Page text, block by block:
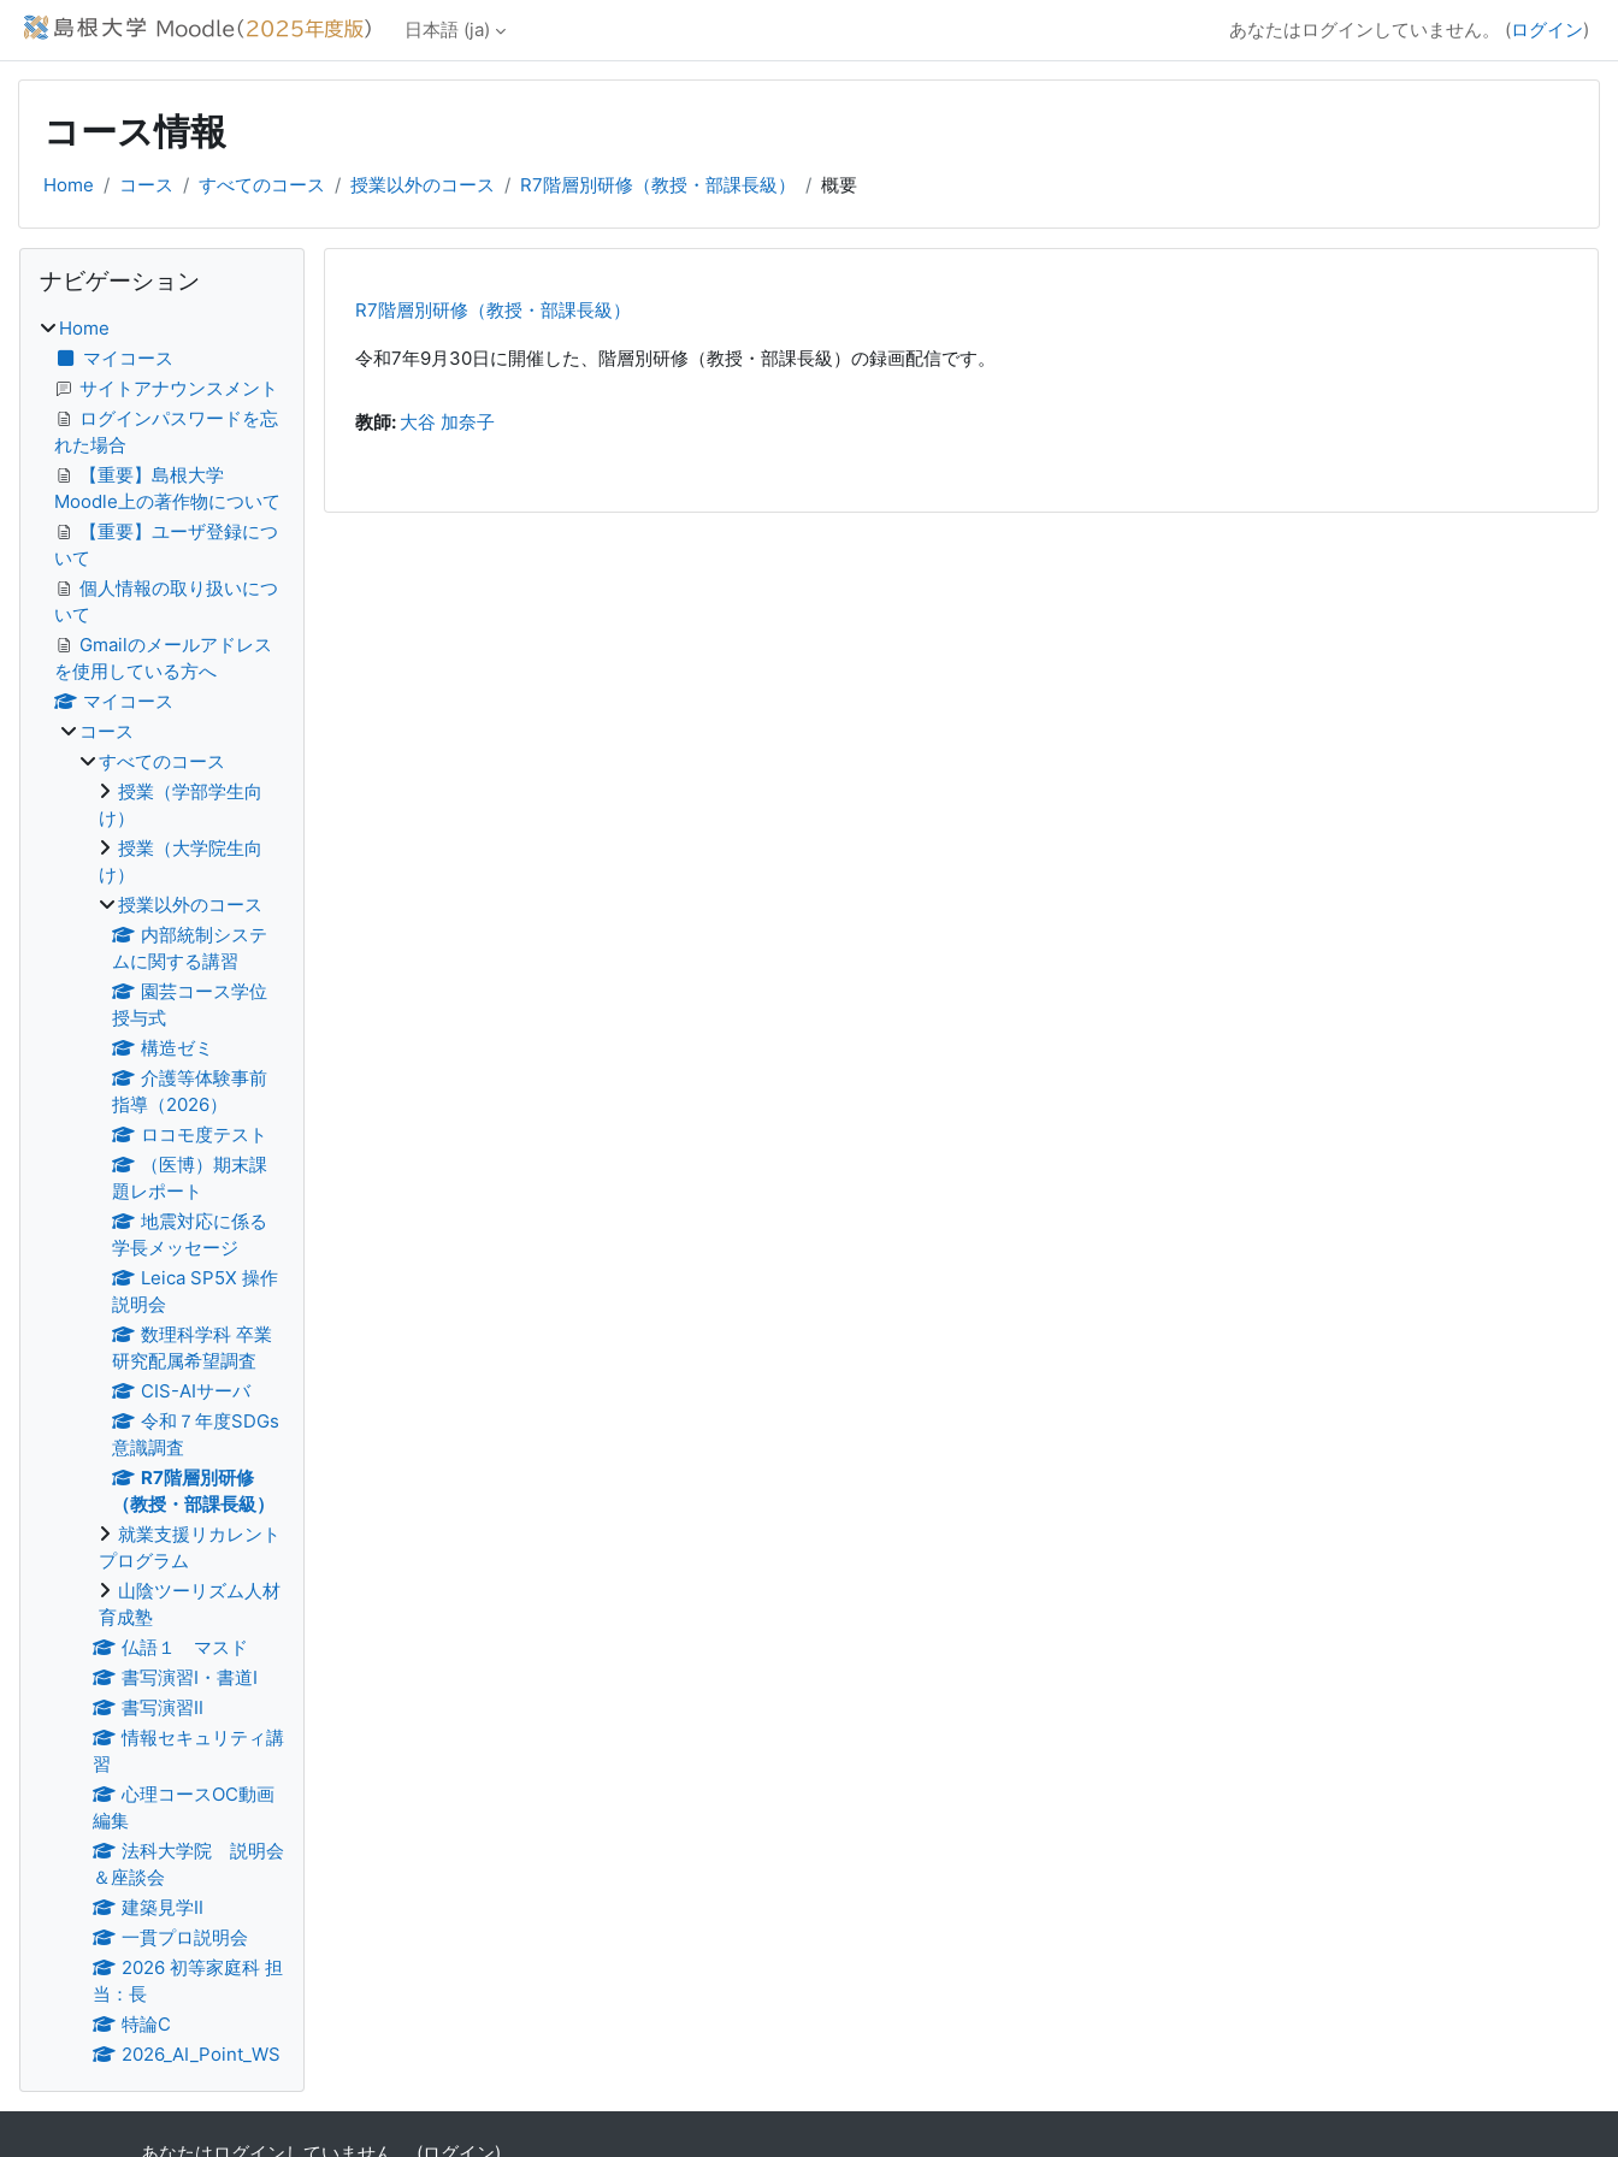
メインコンテンツへスキップする
日本語 ‎(ja)‎ あなたはログインしていません。 (ログイン)
コース情報
Home コース すべてのコース 授業以外のコース R7階層別研修（教授・部課長級） 概要
R7階層別研修（教授・部課長級）
令和7年9月30日に開催した、階層別研修（教授・部課長級）の録画配信です。
教師: 大谷 加奈子
ブロック
ナビゲーション
Home
マイコース
サイトアナウンスメント
ログインパスワードを忘
れた場合
【重要】島根大学
Moodle上の著作物について
【重要】ユーザ登録につ
いて
個人情報の取り扱いにつ
いて
Gmailのメールアドレス
を使用している方へ
マイコース
コース
すべてのコース
授業（学部学生向
け）
授業（大学院生向
け）
授業以外のコース
内部統制システ
ムに関する講習
園芸コース学位
授与式
構造ゼミ
介護等体験事前
指導（2026）
ロコモ度テスト
（医博）期末課
題レポート
地震対応に係る
学長メッセージ
Leica SP5X 操作
説明会
数理科学科 卒業
研究配属希望調査
CIS-AIサーバ
令和７年度SDGs
意識調査
R7階層別研修
（教授・部課長級）
就業支援リカレント
プログラム
山陰ツーリズム人材
育成塾
仏語１ マスド
書写演習Ⅰ・書道Ⅰ
書写演習Ⅱ
情報セキュリティ講
習
心理コースOC動画
編集
法科大学院 説明会
＆座談会
建築見学Ⅱ
一貫プロ説明会
2026 初等家庭科 担
当：長
特論C
2026_AI_Point_WS